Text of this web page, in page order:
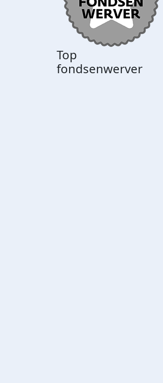
Top
fondsenwerver